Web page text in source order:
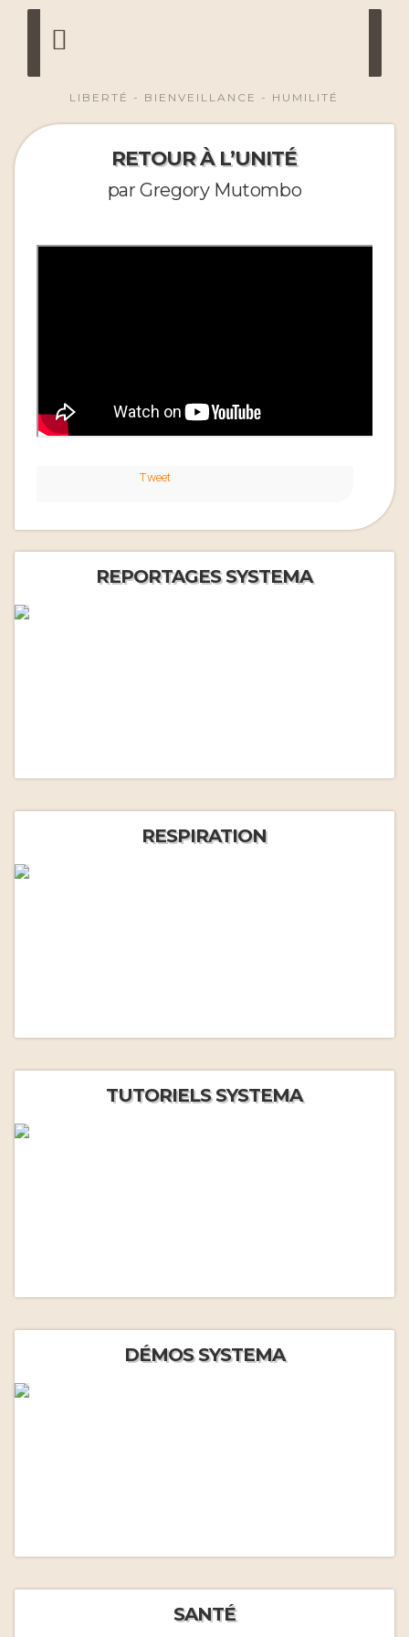
LIBERTÉ - BIENVEILLANCE - HUMILITÉ
RETOUR À L’UNITÉ
par Gregory Mutombo
Tweet
REPORTAGES SYSTEMA
RESPIRATION
TUTORIELS SYSTEMA
DÉMOS SYSTEMA
SANTÉ